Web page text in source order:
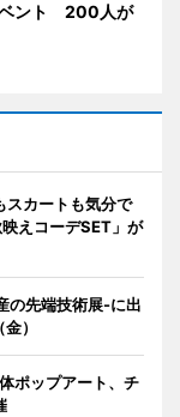
ベント 200人が
スカートも気分で
えコーデSET」が
の先端技術展-に出
）
ポップアート、チ